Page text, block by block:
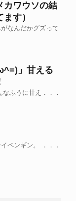
カワウソの結
す）
なんだかグズって
」甘える
ふうに甘え．．．
ペンギン。 ．．．